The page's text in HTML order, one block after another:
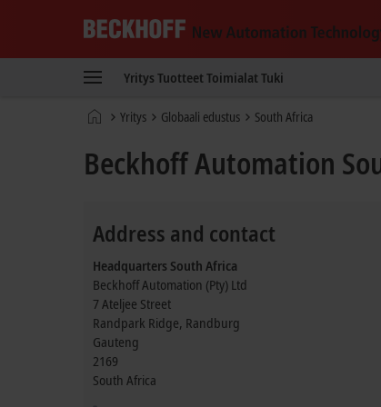
New
Technology
Yritys Tuotteet Toimialat Tuki
KotisivuYritys Globaali edustus South Africa
Beckhoff Automation
Address and contact
Headquarters South Africa
Beckhoff Automation (Pty) Ltd
7 Ateljee Street
Randpark Ridge, Randburg
Gauteng
2169
South Africa